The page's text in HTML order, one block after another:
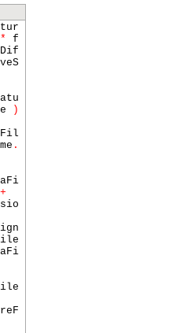
,
)
(r
;
*
f
)
.
+